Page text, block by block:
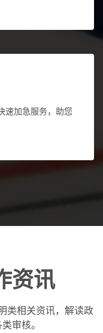
速加急服务，助您
资讯
类相关资讯，解读政
审核。